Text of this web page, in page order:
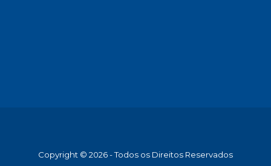
Copyright © 2026 - Todos os Direitos Reservados